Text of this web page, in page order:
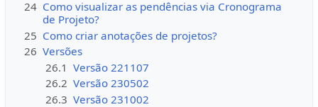
24 Como visualizar as pendências via Cronograma
de Projeto?
25 Como criar anotações de projetos?
26 Versões
26.1 Versão 221107
26.2 Versão 230502
26.3 Versão 231002